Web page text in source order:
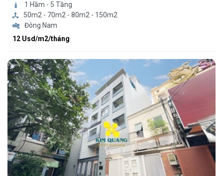
1 Hầm - 5 Tầng
50m2 - 70m2 - 80m2 - 150m2
Đông Nam
12 Usd/m2/tháng